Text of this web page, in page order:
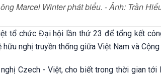
Marcel Winter phát biểu. - Ảnh: Trần
tổ chức Đại hội lần thứ 23 để tổng kết
nghị truyền thống giữa Việt Nam và Cộng
Czech - Việt, cho biết trong thời gian tới